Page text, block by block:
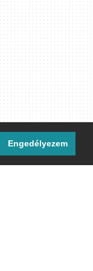
Engedélyezem